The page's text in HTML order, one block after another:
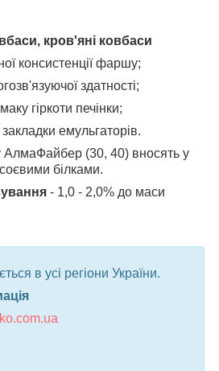
кров'яні ковбаси
консистенції фаршу;
здатності;
гіркоти печінки;
емульгаторів.
АлмаФайбер (30, 40) вносять у
білками.
- 1,0 - 2,0% до маси
в усі регіони України.